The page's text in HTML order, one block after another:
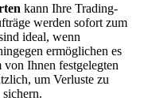
kann Ihre Trading-
werden sofort zum
ideal, wenn
ermöglichen es
Ihnen festgelegten
um Verluste zu